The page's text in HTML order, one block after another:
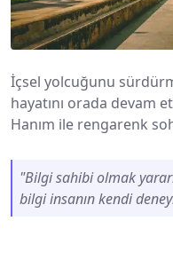
İçsel yolcuğunu
hayatını orada devam
Hanım ile rengarenk
"Bilgi sahibi olmak
bilgi insanın kendi